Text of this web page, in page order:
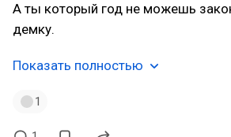
А ты который год не можешь
демку.
Показать полностью
1